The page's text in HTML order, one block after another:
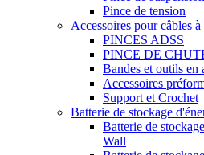
Pince de tension
Accessoires pour câbles
PINCES ADSS
PINCE DE
Bandes et outils en
Accessoires
Support et Crochet
Batterie de stockage
Batterie de
Wall